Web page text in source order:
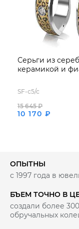
богатую игру
великолепно
Модель с очень
расположения
декоративная
Тип замка -
Украшение
группы, который
повреждениям,
придает яркий
Серьги из
керамикой и
SF-с5/с
10 170 ₽
15 645 ₽
ОПЫТНЫ
с 1997 года в
БЪЕМ ТОЧНО В
создали более
обручальных